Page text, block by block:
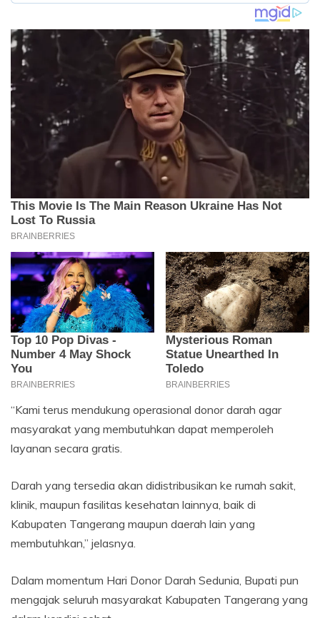
“Kami terus mendukung operasional donor darah agar
masyarakat yang membutuhkan dapat memperoleh
layanan secara gratis.
Darah yang tersedia akan didistribusikan ke rumah sakit,
klinik, maupun fasilitas kesehatan lainnya, baik di
Kabupaten Tangerang maupun daerah lain yang
membutuhkan,” jelasnya.
Dalam momentum Hari Donor Darah Sedunia, Bupati pun
mengajak seluruh masyarakat Kabupaten Tangerang yang